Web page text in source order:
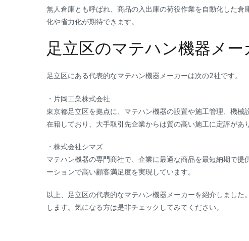
無人倉庫とも呼ばれ、商品の入出庫の荷役作業を自動化した
化や省力化が期待できます。
足立区のマテハン機器メ
足立区にある代表的なマテハン機器メーカーは次の2社です。
・片岡工業株式会社
東京都足立区を拠点に、マテハン機器の設置や施工管理、機
在籍しており、大手取引先企業からは質の高い施工に定評があ
・株式会社シマズ
マテハン機器の専門商社で、企業に最適な商品を最短納期で
ーションで高い顧客満足度を実現しています。
以上、足立区の代表的なマテハン機器メーカーを紹介しまし
します。気になる方は是非チェックしてみてください。